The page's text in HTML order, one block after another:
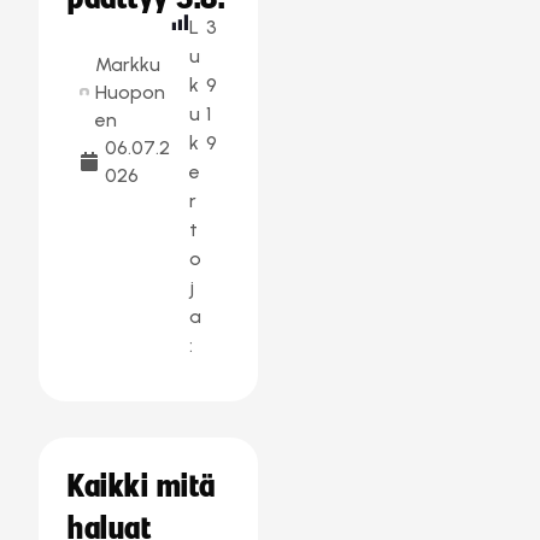
Markku
Huopon
en
06.07.2
026
L
u
k
u
k
e
r
t
o
j
a
:
3
9
1
9
Kaikki mitä
haluat